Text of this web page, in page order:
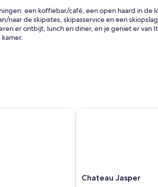
een koffiebar/café, een open haard in de
naar de skipistes, skipasservice en een
er ontbijt, lunch en diner, en je geniet er van
van/naar de luchthaven en een lift
over het behulpzame personeel
gratis toiletartikelen
Chateau
Chateau Jasper
Chateau Jasper